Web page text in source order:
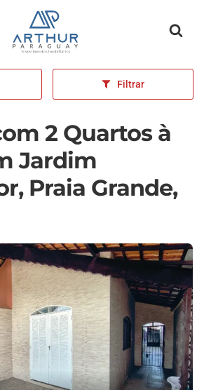
Página inicial
Filtrar
2 Quartos à
Jardim
Praia Grande,